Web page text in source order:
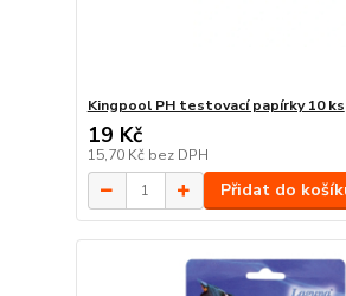
Kingpool PH testovací papírky 10 ks
19 Kč
15,70 Kč bez DPH
Přidat do